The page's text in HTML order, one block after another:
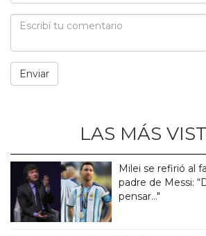
LAS MÁS
Milei se refirió al
padre de Messi:
pensar..."